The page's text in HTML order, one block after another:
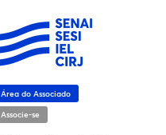
Área do Associado
Associe-se